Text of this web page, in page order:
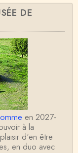
DE
en 2027-
à la
d'en être
en duo avec